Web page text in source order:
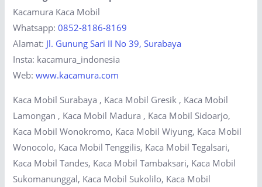
Kacamura Kaca Mobil
Whatsapp:0852-8186-8169
Alamat: Jl. Gunung Sari II No 39, Surabaya
Insta: kacamura_indonesia
Web:www.kacamura.com
Kaca Mobil Surabaya , Kaca Mobil Gresik , Kaca Mobil
Lamongan , Kaca Mobil Madura , Kaca Mobil Sidoarjo,
Kaca Mobil Wonokromo, Kaca Mobil Wiyung, Kaca Mobil
Wonocolo, Kaca Mobil Tenggilis, Kaca Mobil Tegalsari,
Kaca Mobil Tandes, Kaca Mobil Tambaksari, Kaca Mobil
Sukomanunggal, Kaca Mobil Sukolilo, Kaca Mobil